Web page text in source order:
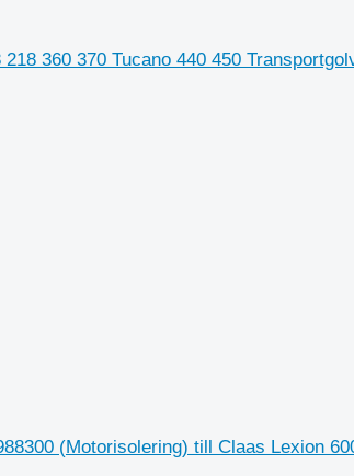
218 360 370 Tucano 440 450
(Motorisolering) till Claas Lexion